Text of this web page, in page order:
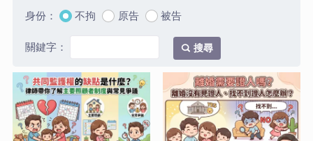
身份： 不拘 原告 被告
關鍵字： 搜尋